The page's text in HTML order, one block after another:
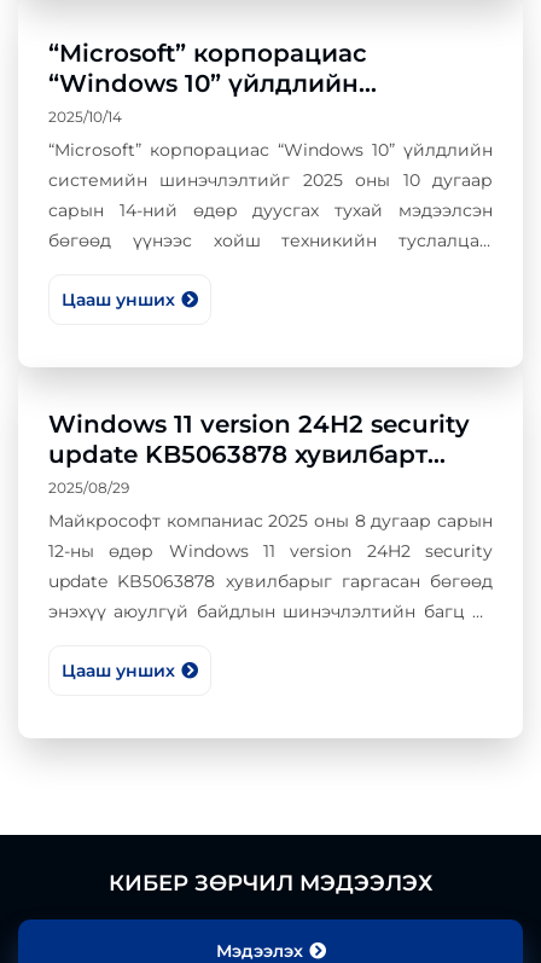
тушаалтнуудын дунд “GOVSEC-2026” Кибер
аюулгүй байдал арга хэмжээг 2026 оны 05 дугаар
сарын 01-ний өдөр зохион байгууллаа.
“Microsoft” корпорациас
“Windows 10” үйлдлийн
системийн шинэчлэлтийг
зогсоолоо
2025/10/14
“Microsoft” корпорациас “Windows 10” үйлдлийн
системийн шинэчлэлтийг 2025 оны 10 дугаар
сарын 14-ний өдөр дуусгах тухай мэдээлсэн
бөгөөд үүнээс хойш техникийн туслалцаа,
хийгдэхгүй юм.
Цааш унших
Windows 11 version 24H2 security
update KB5063878 хувилбарт
ноцтой алдаа илэрч байна
2025/08/29
Майкрософт компаниас 2025 оны 8 дугаар сарын
12-ны өдөр Windows 11 version 24H2 security
update KB5063878 хувилбарыг гаргасан бөгөөд
энэхүү аюулгүй байдлын шинэчлэлтийн багц нь
Цааш унших
КИБЕР ЗӨРЧИЛ МЭДЭЭЛЭХ
Мэдээлэх